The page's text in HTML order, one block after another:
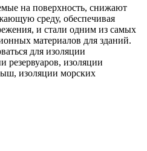
на поверхность, снижают
среду, обеспечивая
и стали одним из самых
материалов для зданий.
для изоляции
резервуаров, изоляции
изоляции морских